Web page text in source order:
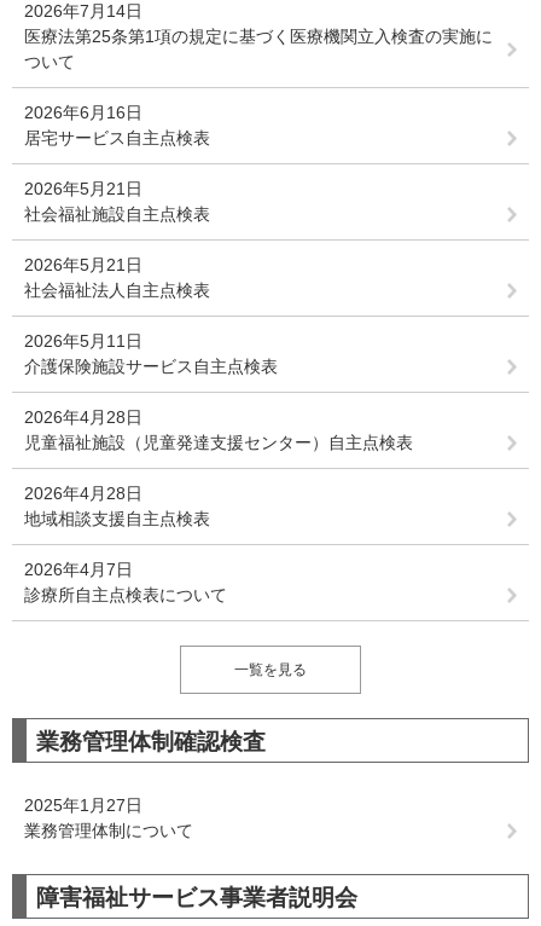
2026年7月14日
医療法第25条第1項の規定に基づく医療機関立入検査の実施に
ついて
2026年6月16日
居宅サービス自主点検表
2026年5月21日
社会福祉施設自主点検表
2026年5月21日
社会福祉法人自主点検表
2026年5月11日
介護保険施設サービス自主点検表
2026年4月28日
児童福祉施設（児童発達支援センター）自主点検表
2026年4月28日
地域相談支援自主点検表
2026年4月7日
診療所自主点検表について
一覧を見る
業務管理体制確認検査
2025年1月27日
業務管理体制について
障害福祉サービス事業者説明会